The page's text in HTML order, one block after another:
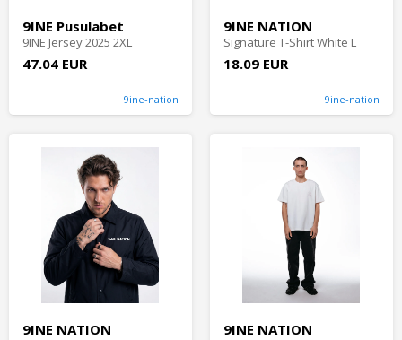
9INE Pusulabet
9INE Jersey 2025 2XL
47.04 EUR
9ine-nation
9INE NATION
Signature T-Shirt White L
18.09 EUR
9ine-nation
9INE NATION 9INE NATION